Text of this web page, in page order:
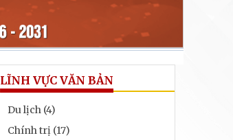
LĨNH VỰC VĂN BẢN
Du lịch (4)
Chính trị (17)